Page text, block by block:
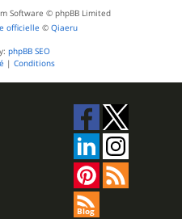
Software © phpBB Limited
officielle © Qiaeru
phpBB SEO
| Conditions